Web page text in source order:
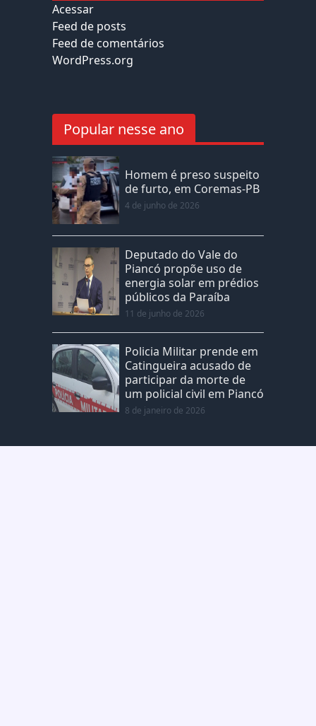
Acessar
Feed de posts
Feed de comentários
WordPress.org
Popular nesse ano
Homem é preso suspeito
de furto, em Coremas-PB
4 de junho de 2026
Deputado do Vale do
Piancó propõe uso de
energia solar em prédios
públicos da Paraíba
11 de junho de 2026
Policia Militar prende em
Catingueira acusado de
participar da morte de
um policial civil em Piancó
8 de janeiro de 2026